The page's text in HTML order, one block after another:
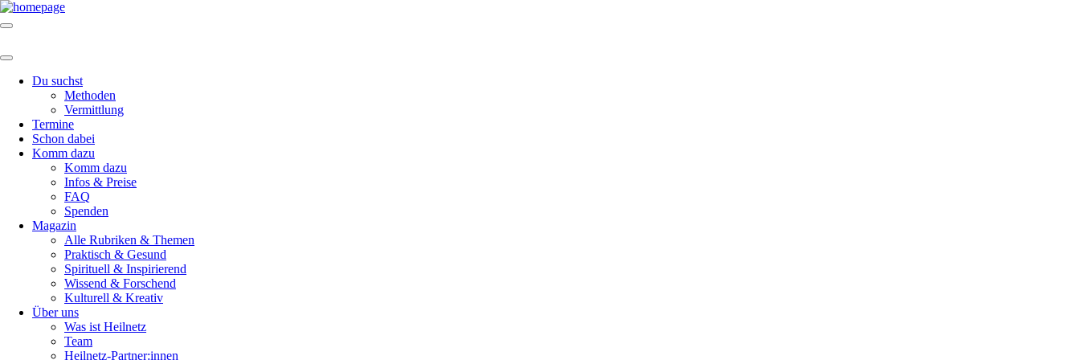
Du suchst
Methoden
Vermittlung
Termine
Schon dabei
Komm dazu
Komm dazu
Infos & Preise
FAQ
Spenden
Magazin
Alle Rubriken & Themen
Praktisch & Gesund
Spirituell & Inspirierend
Wissend & Forschend
Kulturell & Kreativ
Über uns
Was ist Heilnetz
Team
Heilnetz-Partner:innen